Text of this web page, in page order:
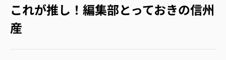
これが推し！編集部とっておきの信州
産